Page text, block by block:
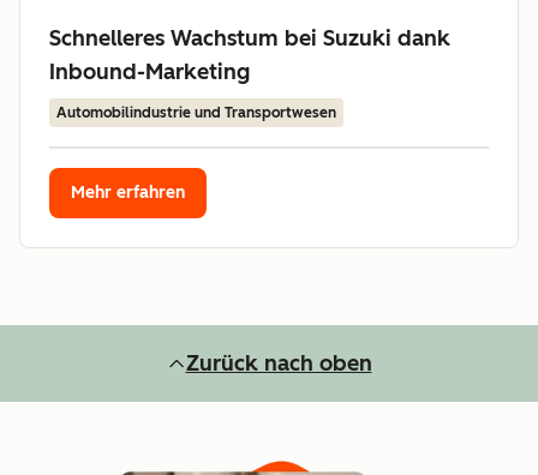
Schnelleres Wachstum bei Suzuki dank
Inbound-Marketing
Automobilindustrie und Transportwesen
Mehr erfahren
Zurück nach oben